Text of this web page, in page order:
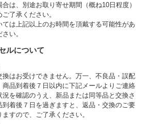
は、別途お取り寄せ期間（概ね10日程度）
了承ください。
は上記以上のお時間を頂戴する可能性があ
い。
ルについて
換はお受けできません。万一、不良品・誤配
品到着後７日以内に下記メールよりご連絡
況を確認のうえ、新品または同等品と交換さ
着後７日を過ぎますと、返品・交換のご要
すので、ご了承ください。